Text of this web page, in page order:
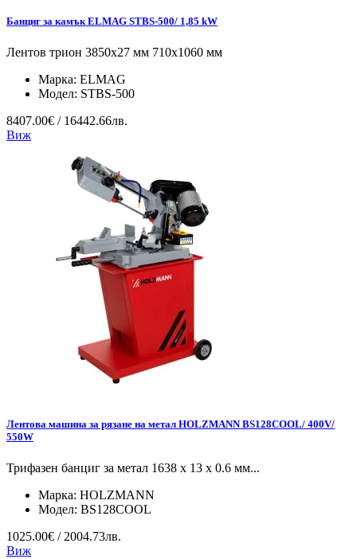
Банциг за камък ELMAG STBS-500/ 1,85 kW
Лентов трион 3850x27 мм 710x1060 мм
Марка: ELMAG
Модел: STBS-500
8407.00€ / 16442.66лв.
Виж
Лентова машина за рязане на метал HOLZMANN BS128COOL/ 400V/
550W
Трифазен банциг за метал 1638 x 13 x 0.6 мм...
Марка: HOLZMANN
Модел: BS128COOL
1025.00€ / 2004.73лв.
Виж